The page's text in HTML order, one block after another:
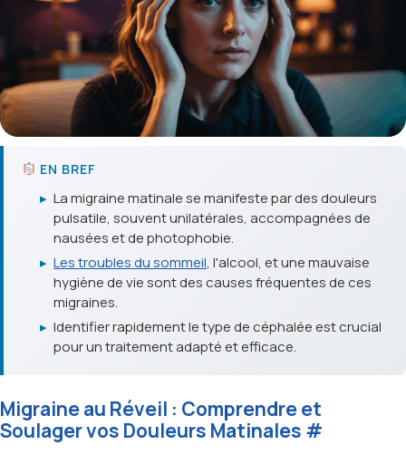
EN BREF
▸ La migraine matinale se manifeste par des douleurs
pulsatile, souvent unilatérales, accompagnées de
nausées et de photophobie.
▸ Les troubles du sommeil, l'alcool, et une mauvaise
hygiène de vie sont des causes fréquentes de ces
migraines.
▸ Identifier rapidement le type de céphalée est crucial
pour un traitement adapté et efficace.
Migraine au Réveil : Comprendre et
Soulager vos Douleurs Matinales #